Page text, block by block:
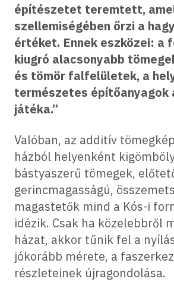
építészetet teremtett,
szellemiségében őrzi a
értéket. Ennek eszközei: a
kiugró alacsonyabb
és tömör falfelületek, a
természetes építőanyagok
játéka.”
Valóban, az additív
házból helyenként
bástyaszerű tömegek,
gerincmagasságú,
magastetők mind a Kós-i
idézik. Csak ha közelebbről
házat, akkor tűnik fel a
jókorább mérete, a
részleteinek újragondolása.